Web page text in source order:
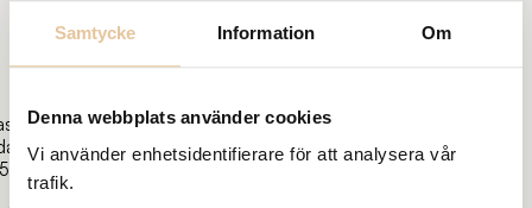
Samtycke Information Om
Denna webbplats använder cookies
Vi använder enhetsidentifierare för att analysera vår
trafik.
03-